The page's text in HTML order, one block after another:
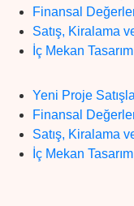
Finansal
Satış, Kiralama
İç Mekan
Yeni Proje
Finansal
Satış, Kiralama
İç Mekan